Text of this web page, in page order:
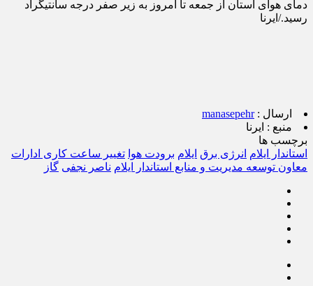
دمای هوای استان از جمعه تا امروز به زیر صفر درجه سانتیگراد
رسید./ایرنا
ارسال :manasepehr
منبع : ایرنا
برچسب ها
استاندار ایلام انرژی برق ایلام برودت هوا تغییر ساعت کاری ادارات
معاون توسعه مدیریت و منابع استاندار ایلام ناصر نجفی گاز